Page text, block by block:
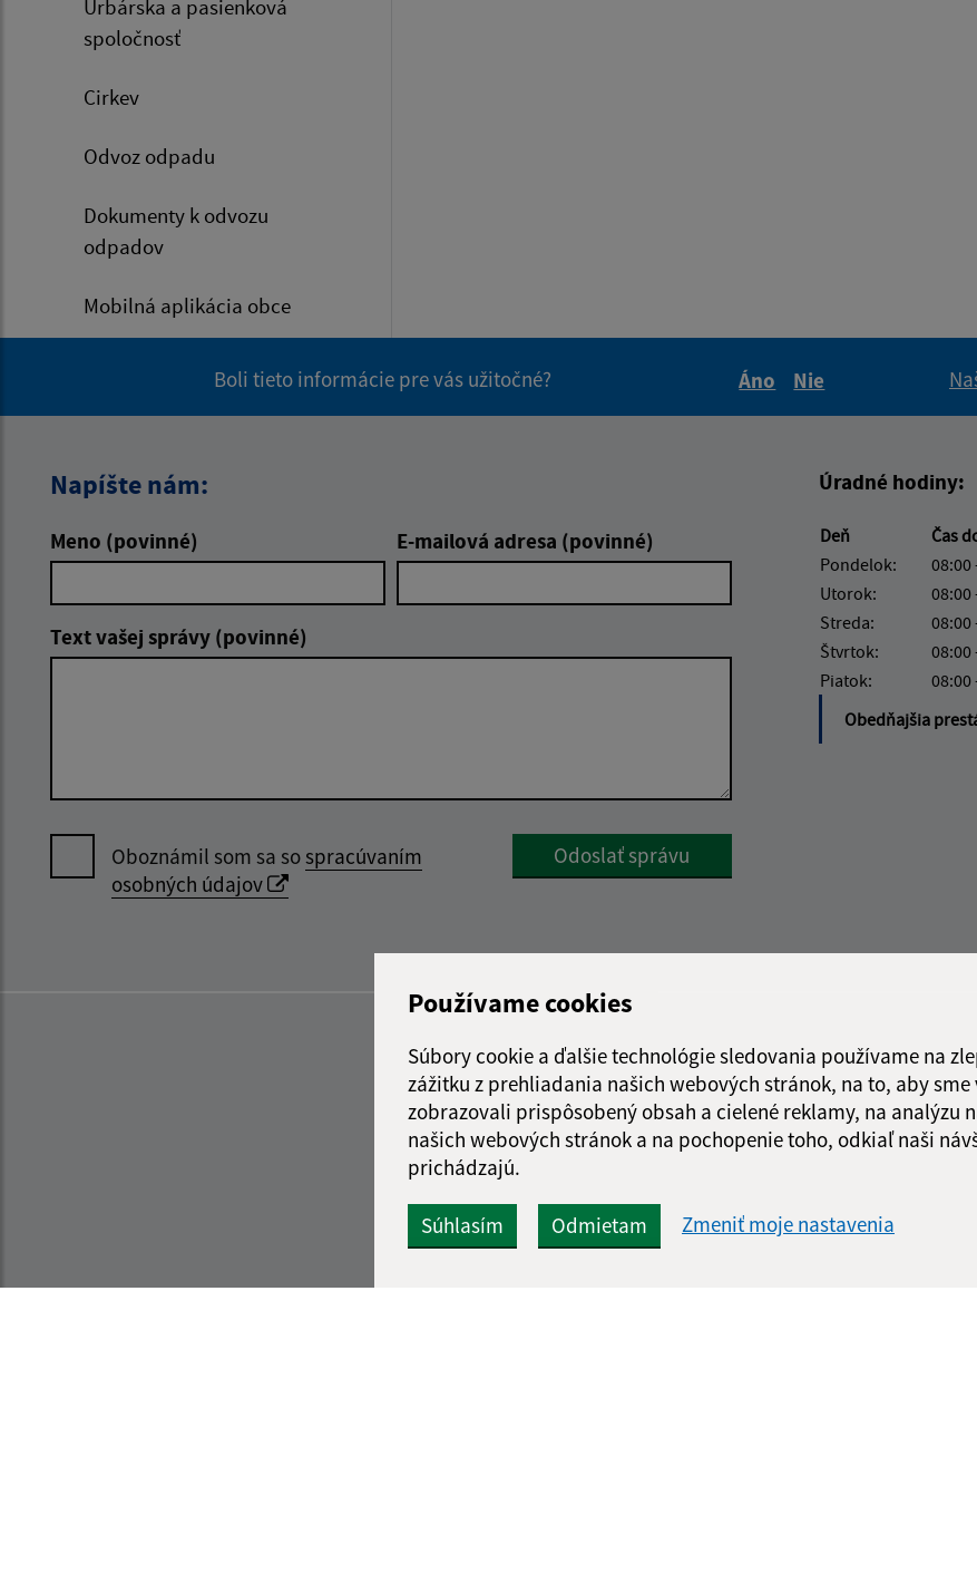
Používame cookies
Súbory cookie a ďalšie technológie sledovania používame na
zážitku z prehliadania našich webových stránok, na to, aby sme
zobrazovali prispôsobený obsah a cielené reklamy, na analýzu
našich webových stránok a na pochopenie toho, odkiaľ naši
prichádzajú.
Súhlasím Odmietam Zmeniť moje nastavenia
Urbárska a pasienková
spoločnosť
Cirkev
Odvoz odpadu
Dokumenty k odvozu
odpadov
Mobilná aplikácia obce
Boli tieto informácie pre vás užitočné?
Áno
Nie
Napíšte nám:
Meno (povinné) E-mailová adresa (povinné)
Text vašej správy (povinné)
Oboznámil som sa sospracúvaním
osobných údajov
Odoslať správu
Úradné hodiny:
Deň Čas
Pondelok:
08:00
Utorok:
08:00
Streda:
08:00
Štvrtok:
08:00
Piatok:
08:00
Obedňajšia